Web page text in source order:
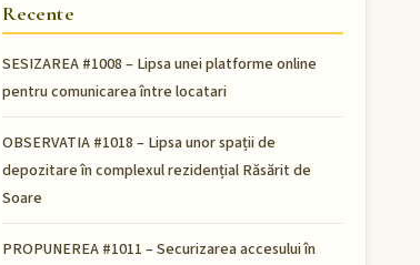
Recente
SESIZAREA #1008 – Lipsa unei platforme online
pentru comunicarea între locatari
OBSERVATIA #1018 – Lipsa unor spații de
depozitare în complexul rezidențial Răsărit de
Soare
PROPUNEREA #1011 – Securizarea accesului în